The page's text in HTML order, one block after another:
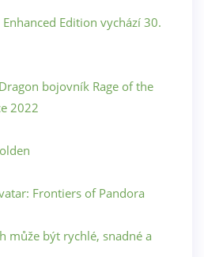
Edition vychází 30.
bojovník Rage of the
2022
Frontiers of Pandora
může být rychlé, snadné a